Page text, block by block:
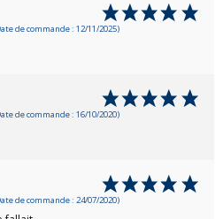
de commande : 12/11/2025)
de commande : 16/10/2020)
de commande : 24/07/2020)